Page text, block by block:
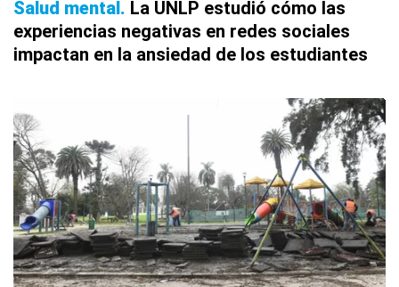
Salud mental La UNLP estudió cómo las
experiencias negativas en redes sociales
impactan en la ansiedad de los estudiantes